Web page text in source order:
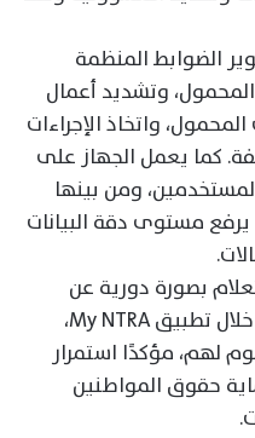
الضوابط المنظمة
وتشديد أعمال
واتخاذ الإجراءات
كما يعمل الجهاز على
ومن بينها
مستوى دقة البيانات
بصورة دورية عن
الأرقام المسجلة بأسمائهم من خلال تطبيق My NTRA،
لهم، مؤكدًا استمرار
حقوق المواطنين